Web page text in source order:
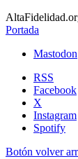
Portada
Mastodon
RSS
Facebook
X
Instagram
Spotify
Botón volver